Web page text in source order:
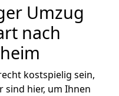
Umzug
nach
kostspielig sein,
sind hier, um Ihnen